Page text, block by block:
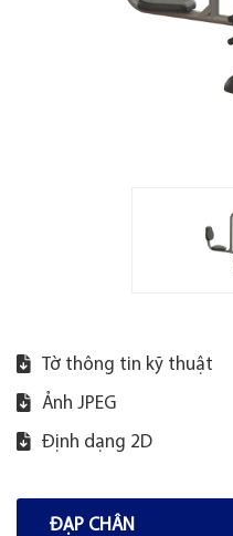
Tờ thông tin kỹ thuật
Ảnh JPEG
Định dạng 2D
ĐẠP CHÂN